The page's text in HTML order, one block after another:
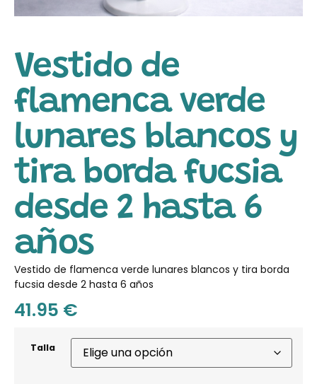
Vestido de
flamenca verde
lunares blancos y
tira borda fucsia
desde 2 hasta 6
años
Vestido de flamenca verde lunares blancos y tira borda
fucsia desde 2 hasta 6 años
41.95 €
Talla